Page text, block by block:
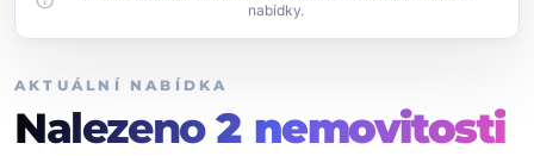
nabídky.
AKTUÁLNÍ NABÍDKA
Nalezeno2 nemovitosti